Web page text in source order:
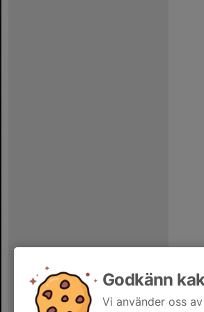
Godkänn
Vi använder oss